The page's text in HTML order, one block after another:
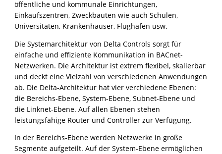
öffentliche und kommunale Einrichtungen,
Einkaufszentren, Zweckbauten wie auch Schulen,
Universitäten, Krankenhäuser, Flughäfen usw.
Die Systemarchitektur von Delta Controls sorgt für
einfache und effiziente Kommunikation in BACnet-
Netzwerken. Die Architektur ist extrem flexibel, skalierbar
und deckt eine Vielzahl von verschiedenen Anwendungen
ab. Die Delta-Architektur hat vier verchiedene Ebenen:
die Bereichs-Ebene, System-Ebene, Subnet-Ebene und
die Linknet-Ebene. Auf allen Ebenen stehen
leistungsfähige Router und Controller zur Verfügung.
In der Bereichs-Ebene werden Netzwerke in große
Segmente aufgeteilt. Auf der System-Ebene ermöglichen